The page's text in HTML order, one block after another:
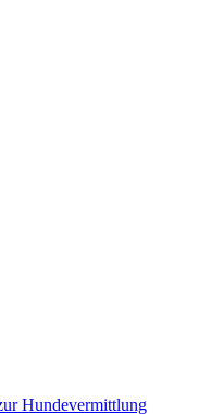
Hundevermittlung